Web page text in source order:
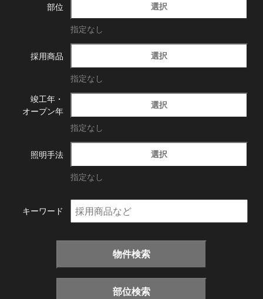
部位 選択
指定なし
採用商品 選択
指定なし
竣工年・
オープン年
選択
指定なし
照明手法 選択
指定なし
キーワード
物件検索
部位検索